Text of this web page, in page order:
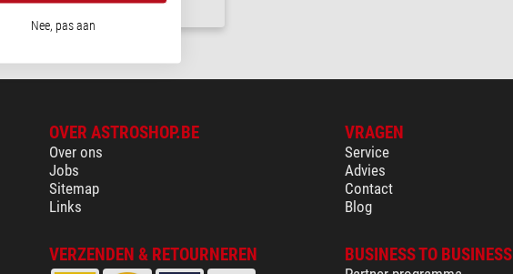
weken
OVER ASTROSHOP.BE
Over ons
Jobs
Sitemap
Links
VRAGEN
Service
Advies
Contact
Blog
VERZENDEN & RETOURNEREN BUSINESS TO BUSINESS
Nee, pas aan